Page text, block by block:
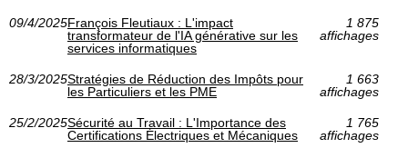
09/4/2025François Fleutiaux : L'impact
transformateur de l'IA générative sur les
services informatiques
1 875
affichages
28/3/2025Stratégies de Réduction des Impôts pour
les Particuliers et les PME
1 663
affichages
25/2/2025Sécurité au Travail : L'Importance des
Certifications Électriques et Mécaniques
1 765
affichages